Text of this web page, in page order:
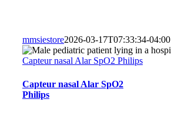
mmsiestore2026-03-17T07:33:34-04:00
Capteur nasal Alar SpO2 Philips
Capteur nasal Alar SpO2
Philips